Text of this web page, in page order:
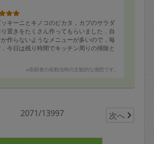
キーニとキノコのピカタ，カブのサラダ
置きをたくさん作ってもらいました．自
作らないようなメニューが多いので，毎
今日は残り時間でキッチン周りの掃除と
のフィルター交換もしてもらいました．あ
※依頼者の依頼当時の主観的な感想です。
2071/13997 次へ